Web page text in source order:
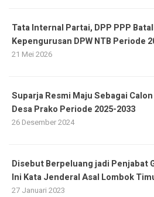
Tata Internal Partai, DPP PPP
Kepengurusan DPW NTB Periode
21 Mei 2026
Suparja Resmi Maju Sebagai
Desa Prako Periode 2025-2033
26 Desember 2024
Disebut Berpeluang jadi Penjabat
Ini Kata Jenderal Asal Lombok
27 Januari 2023